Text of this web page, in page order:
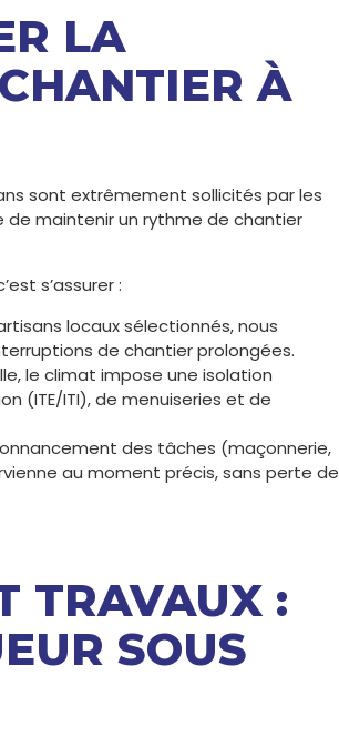
LA
À
sont extrêmement sollicités par les
de maintenir un rythme de chantier
s’assurer :
locaux sélectionnés, nous
de chantier prolongées.
le climat impose une isolation
(ITE/ITI), de menuiseries et de
des tâches (maçonnerie,
au moment précis, sans perte de
TRAVAUX :
SOUS